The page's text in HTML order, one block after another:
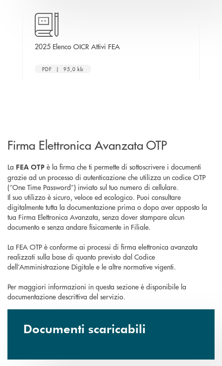
2025 Elenco OICR Attivi FEAapre una nuova finestra
PDF | 95,0 kb
Firma Elettronica Avanzata OTP
La FEA OTP è la firma che ti permette di sottoscrivere i documenti
grazie ad un processo di autenticazione che utilizza un codice OTP
(“One Time Password”) inviato sul tuo numero di cellulare.
Il suo utilizzo è sicuro, veloce ed ecologico. Puoi consultare
digitalmente tutta la documentazione prima o dopo aver apposto la
tua Firma Elettronica Avanzata, senza dover stampare alcun
documento e senza andare fisicamente in Filiale.
La FEA OTP è conforme ai processi di firma elettronica avanzata
realizzati sulla base di quanto previsto dal Codice
dell’Amministrazione Digitale e le altre normative vigenti.
Per maggiori informazioni in questa sezione è disponibile la
documentazione descrittiva del servizio.
Documenti scaricabili